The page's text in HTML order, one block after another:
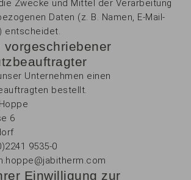
Zwecke und Mittel der Verarbeitung
Daten (z. B. Namen, E-Mail-
entscheidet.
vorgeschriebener
Unternehmen einen
bestellt.
6
9535-0
Einwilligung zur